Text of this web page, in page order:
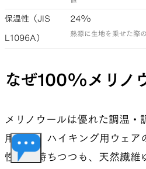
保温性（JIS
L1096A）
24%
熱源に生地を乗せた際
なぜ100%メリノ
メリノウールは優れた調温・
用など、ハイキング用ウェア
性質を持ちつつも、天然繊維